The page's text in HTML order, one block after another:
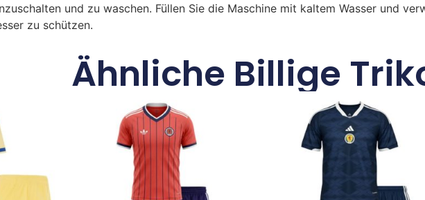
und zu waschen. Füllen Sie die Maschine mit kaltem Wasser und
zu schützen.
Ähnliche Billige